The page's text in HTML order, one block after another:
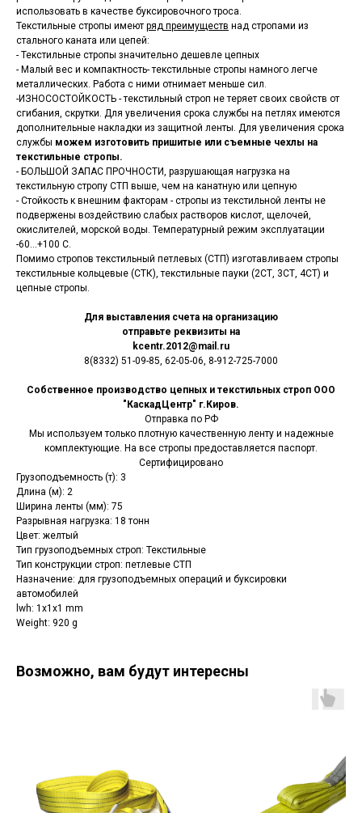
использовать в качестве буксировочного троса.
Текстильные стропы имеют ряд преимуществ над стропами из
стального каната или цепей:
- Текстильные стропы значительно дешевле цепных
- Малый вес и компактность- текстильные стропы намного легче
металлических. Работа с ними отнимает меньше сил.
-ИЗНОСОСТОЙКОСТЬ - текстильный строп не теряет своих свойств от
сгибания, скрутки. Для увеличения срока службы на петлях имеются
дополнительные накладки из защитной ленты. Для увеличения срока
службы можем изготовить пришитые или съемные чехлы на
текстильные стропы.
- БОЛЬШОЙ ЗАПАС ПРОЧНОСТИ, разрушающая нагрузка на
текстильную стропу СТП выше, чем на канатную или цепную
- Стойкость к внешним факторам - стропы из текстильной ленты не
подвержены воздействию слабых растворов кислот, щелочей,
окислителей, морской воды. Температурный режим эксплуатации
-60...+100 С.
Помимо стропов текстильный петлевых (СТП) изготавливаем стропы
текстильные кольцевые (СТК), текстильные пауки (2СТ, 3СТ, 4СТ) и
цепные стропы.
Для выставления счета на организацию
отправьте реквизиты на
kcentr.2012@mail.ru
8(8332) 51-09-85, 62-05-06, 8-912-725-7000
Собственное производство цепных и текстильных строп ООО
"КаскадЦентр" г.Киров.
Отправка по РФ
Мы используем только плотную качественную ленту и надежные
комплектующие. На все стропы предоставляется паспорт.
Сертифицировано
Грузоподъемность (т): 3
Длина (м): 2
Ширина ленты (мм): 75
Разрывная нагрузка: 18 тонн
Цвет: желтый
Тип грузоподъемных строп: Текстильные
Тип конструкции строп: петлевые СТП
Назначение: для грузоподъемных операций и буксировки
автомобилей
lwh: 1x1x1 mm
Weight: 920 g
Возможно, вам будут интересны